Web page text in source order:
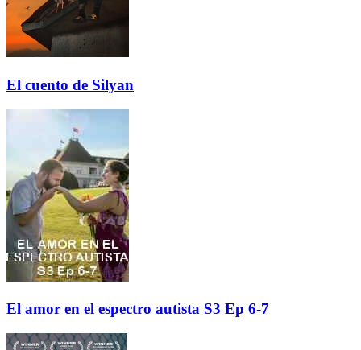
El cuento de Silyan
El amor en el espectro autista S3 Ep 6-7